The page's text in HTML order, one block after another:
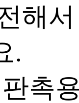
해
.
촉